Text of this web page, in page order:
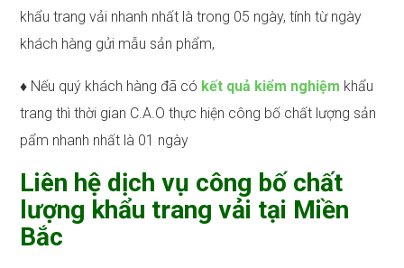
khẩu trang vải nhanh nhất là trong 05 ngày, tính từ ngày
khách hàng gửi mẫu sản phẩm,
♦ Nếu quý khách hàng đã có kết quả kiểm nghiệm khẩu
trang thì thời gian C.A.O thực hiện công bố chất lượng sản
pẩm nhanh nhất là 01 ngày
Liên hệ dịch vụ công bố chất
lượng khẩu trang vải tại Miền
Bắc